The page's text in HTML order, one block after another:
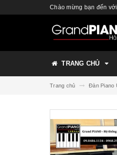
Chào mừng bạn đến
TRANG CHỦ
Trang chủ Đàn Piano